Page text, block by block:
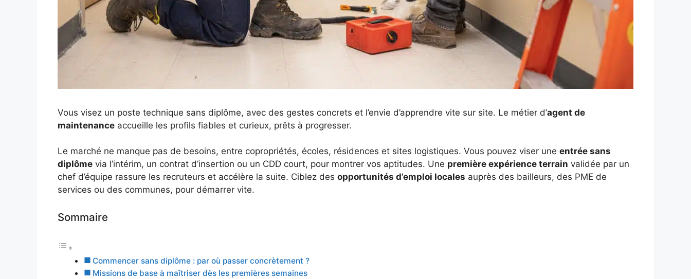
Vous visez un poste technique sans diplôme, avec des gestes concrets et l’envie d’apprendre vite sur site. Le métier d’agent de
maintenance accueille les profils fiables et curieux, prêts à progresser.
Le marché ne manque pas de besoins, entre copropriétés, écoles, résidences et sites logistiques. Vous pouvez viser une entrée sans
diplôme via l’intérim, un contrat d’insertion ou un CDD court, pour montrer vos aptitudes. Une première expérience terrain validée par un
chef d’équipe rassure les recruteurs et accélère la suite. Ciblez des opportunités d’emploi locales auprès des bailleurs, des PME de
services ou des communes, pour démarrer vite.
Sommaire
Commencer sans diplôme : par où passer concrètement ?
Missions de base à maîtriser dès les premières semaines